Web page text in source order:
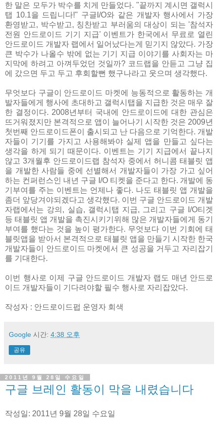
한 말은 모두가 박수를 치게 만들었다. "끝까지 계시면 갤럭시
탭 10.1을 드립니다!" 구글I/O와 같은 개발자 행사에서 가장
환영받고, 박수받고, 칭찬받고 부러움의 대상이 되는 '참석자
전원 안드로이드 기기 지급' 이벤트가 한국에서 무료로 열린
안드로이드 개발자 랩에서 일어났다는게 믿기지 않았다. 가장
큰 박수가 나올수 밖에 없는 기기 지급 이야기를 사회자는 마
지막에 하려고 아껴두었던 것일까? 코드랩을 안듣고 그냥 집
에 갔으면 두고 두고 후회할뻔 했구나라고 웃으며 생각했다.
무엇보다 구글이 안드로이드 마켓에 능동적으로 활동하는 개
발자들에게 행사에 초대하고 갤럭시탭을 지급한 것은 매우 잘
한 결정이다. 2008년부터 국내에 안드로이드에 대한 관심은
뜨거워졌지만 본격적으로 앱이 늘어나기 시작한 것은 2009년
첫번째 안드로이드폰이 출시되고 난 다음으로 기억한다. 개발
자들이 기기를 가지고 사용해봐야 실제 앱을 만들고 싶다는
생각을 하게 되기 때문이다. 이벤트는 기기 지급에서 끝나지
않고 3개월후 안드로이드랩 참석자 중에서 허니콤 태블릿 앱
을 개발한 사람들 중에 선별해서 개발자들이 가장 가고 싶어
하는 컨퍼런스인 내년 구글 I/O 티켓을 준다고 한다. 개발에 동
기부여를 주는 이벤트는 언제나 좋다. 나도 태블릿 앱 개발을
좀더 앞당겨야되겠다고 생각했다. 이번 구글 안드로이드 개발
자랩에서는 강의, 실습, 갤럭시탭 지급, 그리고 구글 I/O티겟
등 태블릿 앱 개발을 촉진시키기위해 많은 개발자들에게 동기
부여를 했다는 것을 높이 평가한다. 무엇보다 이번 기회에 태
블릿앱을 받아서 본격적으로 태블릿 앱을 만들기 시작한 한국
개발자들이 안드로이드 마켓에서 큰 성공을 거두고 자리잡기
를 기대한다.
이번 행사로 이제 구글 안드로이드 개발자 랩도 매년 안드로
이드 개발자들이 기다려야할 필수 행사로 자리잡았다.
작성자 : 안드로이드펍 운영자 회색
Google 시간: 4:38 오후
공유
2011년 9월 28일 수요일
구글 브레인 활동이 막을 내렸습니다
작성일: 2011년 9월 28일 수요일